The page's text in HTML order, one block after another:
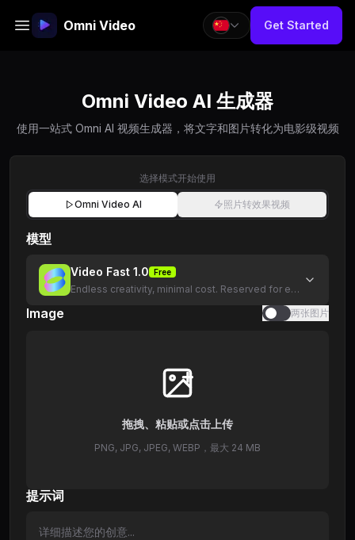
Omni Video Get Started
Omni Video AI 生成器
使用一站式 Omni AI 视频生成器，将文字和图片转化为电影级视频
选择模式开始使用
Omni Video AI 照片转效果视频
模型
Video Fast 1.0 Free
Endless creativity, minimal cost. Reserved for early
Image 两张图片
拖拽、粘贴或点击上传
PNG, JPG, JPEG, WEBP，最大 24 MB
提示词